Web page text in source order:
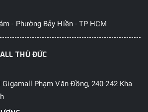
- Phường Bảy Hiền - TP HCM
THỦ ĐỨC
Gigamall Phạm Văn Đồng, 240-242 Kha